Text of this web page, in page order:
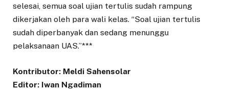
selesai, semua soal ujian tertulis sudah rampung
dikerjakan oleh para wali kelas. “Soal ujian tertulis
sudah diperbanyak dan sedang menunggu
pelaksanaan UAS.”***
Kontributor: Meldi Sahensolar
Editor: Iwan Ngadiman